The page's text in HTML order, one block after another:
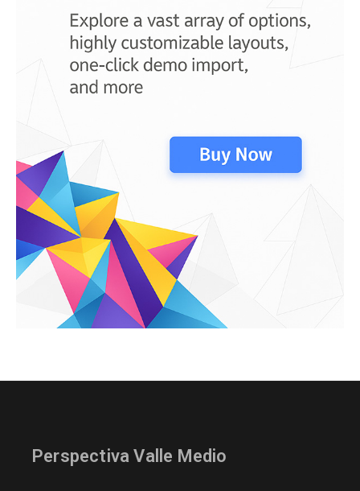
Perspectiva Valle Medio